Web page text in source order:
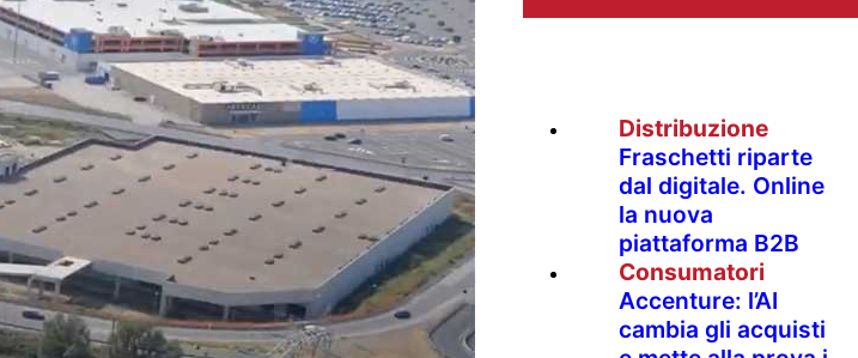
Distribuzione
Fraschetti riparte
dal digitale. Online
la nuova
piattaforma B2B
Consumatori
Accenture: l’AI
cambia gli acquisti